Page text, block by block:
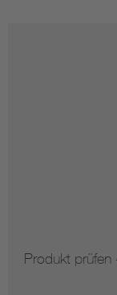
Produkt prüfen